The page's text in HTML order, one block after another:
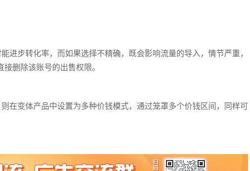
进步转化率，而如果选择不精确，既会影响流量的导入，情节严重，
删除该账号的出售权限。
在变体产品中设置为多种价钱模式，通过笼罩多个价钱区间，同样可